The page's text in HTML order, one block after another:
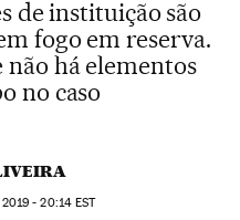
de instituição são
fogo em reserva.
há elementos
no caso
2019 - 20:14EST